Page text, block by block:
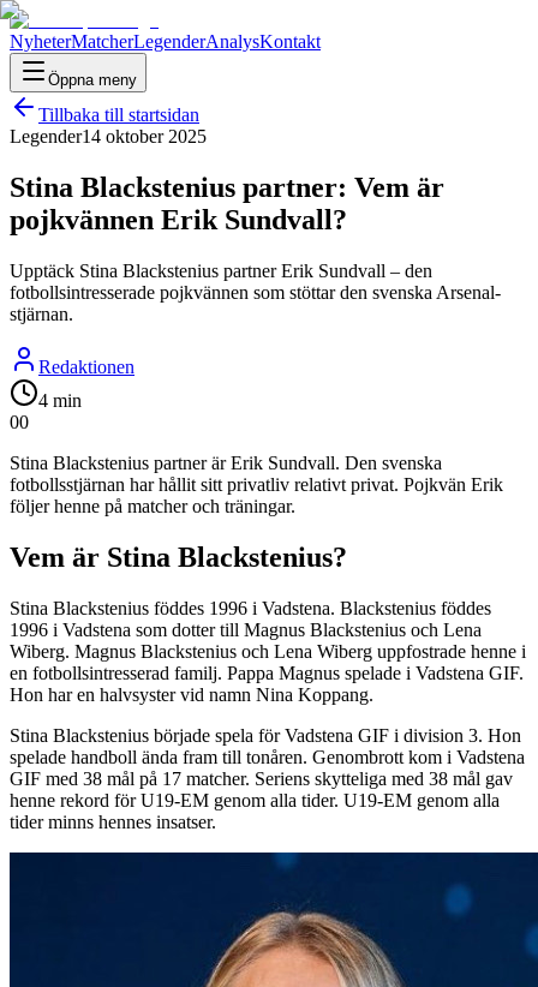
NyheterMatcherLegenderAnalysKontakt
Öppna meny
Tillbaka till startsidan
Legender14 oktober 2025
Stina Blackstenius partner: Vem är
pojkvännen Erik Sundvall?
Upptäck Stina Blackstenius partner Erik Sundvall – den
fotbollsintresserade pojkvännen som stöttar den svenska Arsenal-
stjärnan.
Redaktionen
4 min
00
Stina Blackstenius partner är Erik Sundvall. Den svenska
fotbollsstjärnan har hållit sitt privatliv relativt privat. Pojkvän Erik
följer henne på matcher och träningar.
Vem är Stina Blackstenius?
Stina Blackstenius föddes 1996 i Vadstena. Blackstenius föddes
1996 i Vadstena som dotter till Magnus Blackstenius och Lena
Wiberg. Magnus Blackstenius och Lena Wiberg uppfostrade henne i
en fotbollsintresserad familj. Pappa Magnus spelade i Vadstena GIF.
Hon har en halvsyster vid namn Nina Koppang.
Stina Blackstenius började spela för Vadstena GIF i division 3. Hon
spelade handboll ända fram till tonåren. Genombrott kom i Vadstena
GIF med 38 mål på 17 matcher. Seriens skytteliga med 38 mål gav
henne rekord för U19-EM genom alla tider. U19-EM genom alla
tider minns hennes insatser.